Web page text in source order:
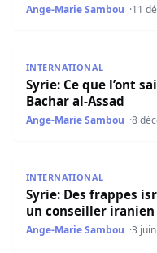
Ange-Marie Sambou 11
INTERNATIONAL
Syrie: Ce que l’ont
Bachar al-Assad
Ange-Marie Sambou 8
INTERNATIONAL
Syrie: Des frappes
un conseiller iranien
Ange-Marie Sambou 3